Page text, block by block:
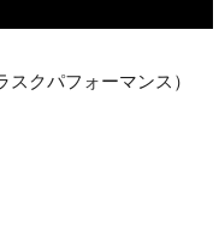
クパフォーマンス）